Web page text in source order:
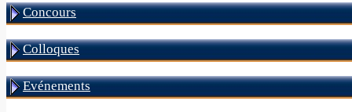
Concours
Colloques
Evénements